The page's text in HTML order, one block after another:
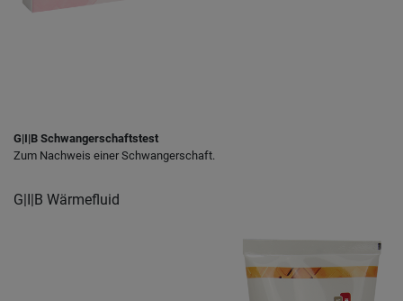
G|I|B Schwangerschaftstest
Zum Nachweis einer Schwangerschaft.
G|I|B Wärmefluid